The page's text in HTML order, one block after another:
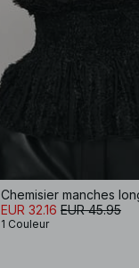
EUR 32.16 EUR 45.95
1 Couleur